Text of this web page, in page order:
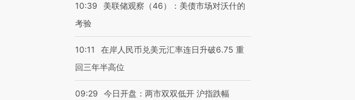
10:39
美联储观察（46）：美债市场对沃什的
考验
10:11
在岸人民币兑美元汇率连日升破6.75 重
回三年半高位
09:29
今日开盘：两市双双低开 沪指跌幅